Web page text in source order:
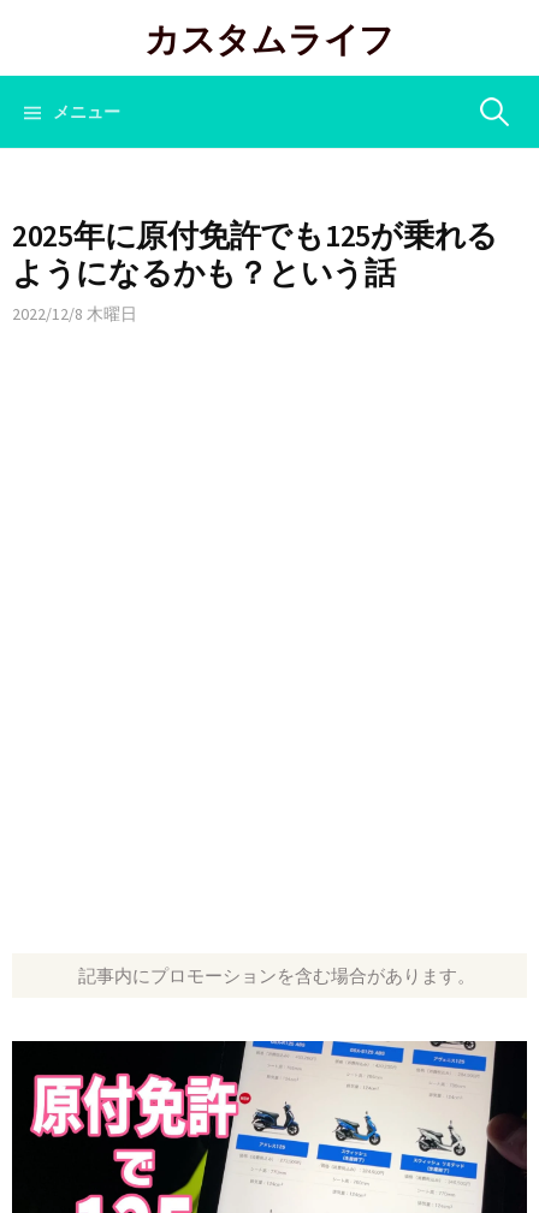
テ
キ
ッ
プ
カスタムライフ
メニュー 検
2025年に原付免許でも125が乗れる
ようになるかも？という話
2022/12/8 木曜日
記事内にプロモーションを含む場合があります。